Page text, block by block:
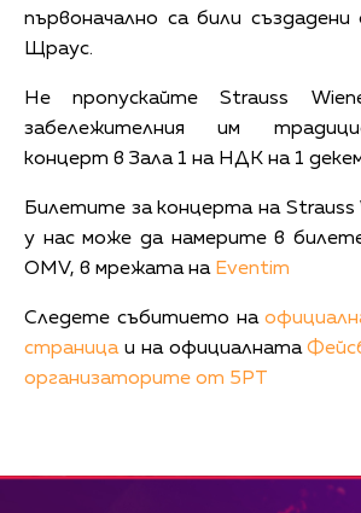
първоначално са били
Щраус.
Не пропускайте Strauss
забележителния им
концерт в Зала 1 на НДК на 1
Билетите за концерта на Strauss
у нас може да намерите в
OMV, в мрежата на Eventim
Следете събитието на
страницaи на официалната
организаторите от 5PT